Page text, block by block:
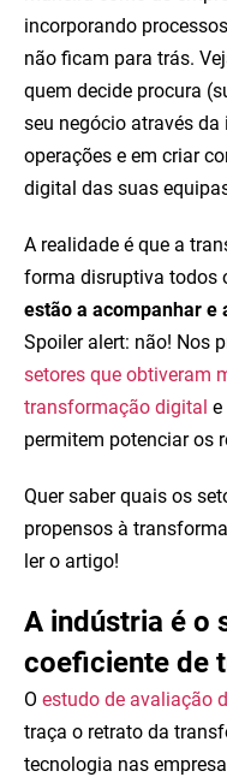
incorporando
não ficam para trás.
quem decide procura
seu negócio através
operações e em criar
digital das suas
A realidade é que a
forma disruptiva todos
estão a acompanhar e
Spoiler alert: não! Nos
setores que obtiveram
transformação digital e
permitem potenciar os
Quer saber quais os
propensos à
ler o artigo!
A indústria é o
coeficiente de
O estudo de avaliação
traça o retrato da
tecnologia nas